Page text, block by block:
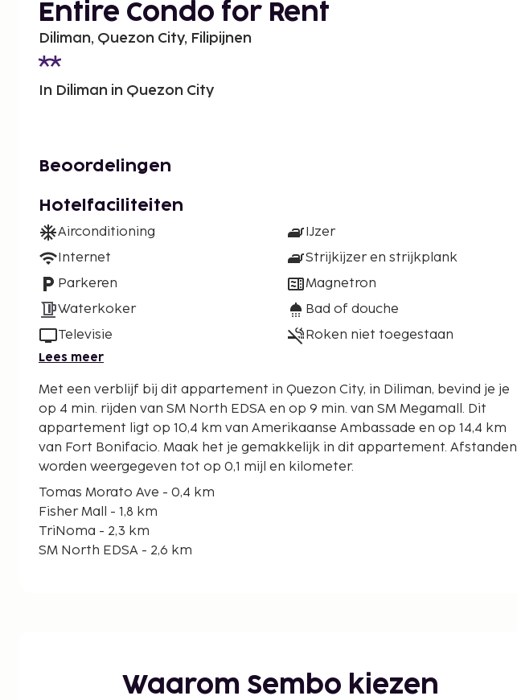
Entire Condo for Rent
Diliman, Quezon City, Filipijnen
In Diliman in Quezon City
Beoordelingen
Hotelfaciliteiten
Airconditioning
Internet
Parkeren
Waterkoker
Televisie
IJzer
Strijkijzer en strijkplank
Magnetron
Bad of douche
Roken niet toegestaan
Lees meer
Met een verblijf bij dit appartement in Quezon City, in Diliman, bevind je je
op 4 min. rijden van SM North EDSA en op 9 min. van SM Megamall. Dit
appartement ligt op 10,4 km van Amerikaanse Ambassade en op 14,4 km
van Fort Bonifacio. Maak het je gemakkelijk in dit appartement. Afstanden
worden weergegeven tot op 0,1 mijl en kilometer.
Tomas Morato Ave - 0,4 km
Fisher Mall - 1,8 km
TriNoma - 2,3 km
SM North EDSA - 2,6 km
Winkelcentrum Gateway - 3,5 km
Waarom Sembo kiezen